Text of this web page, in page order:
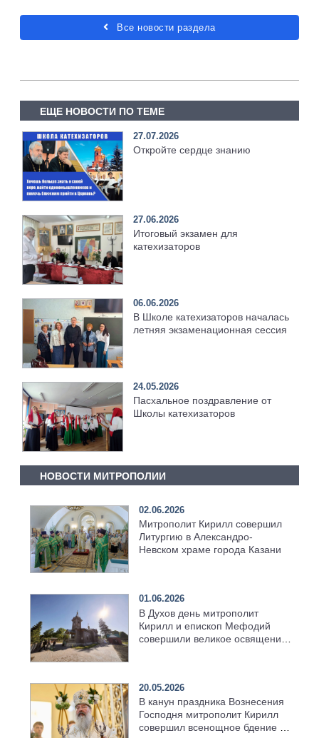
Все новости раздела
ЕЩЕ НОВОСТИ ПО ТЕМЕ
27.07.2026
Откройте сердце знанию
27.06.2026
Итоговый экзамен для
катехизаторов
06.06.2026
В Школе катехизаторов началась
летняя экзаменационная сессия
24.05.2026
Пасхальное поздравление от
Школы катехизаторов
НОВОСТИ МИТРОПОЛИИ
02.06.2026
Митрополит Кирилл совершил
Литургию в Александро-
Невском храме города Казани
01.06.2026
В Духов день митрополит
Кирилл и епископ Мефодий
совершили великое освящение
20.05.2026
В канун праздника Вознесения
Господня митрополит Кирилл
совершил всенощное бдение в